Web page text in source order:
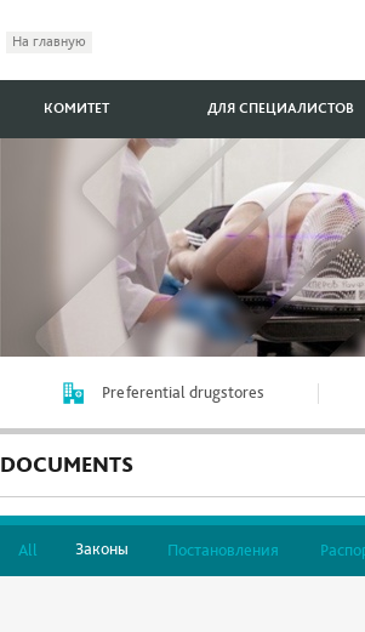
На главную
КОМИТЕТ ДЛЯ СПЕЦИАЛИСТОВ
Preferential drugstores
DOCUMENTS
All Законы Постановления